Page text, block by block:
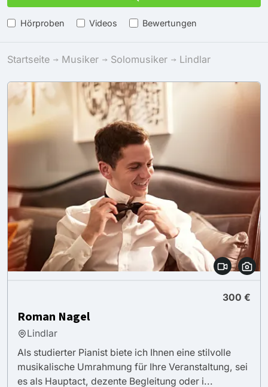
Hörproben Videos Bewertungen
Startseite Musiker Solomusiker Lindlar
300 €
Roman Nagel
Lindlar
Als studierter Pianist biete ich Ihnen eine stilvolle
musikalische Umrahmung für Ihre Veranstaltung, sei
es als Hauptact, dezente Begleitung oder i...